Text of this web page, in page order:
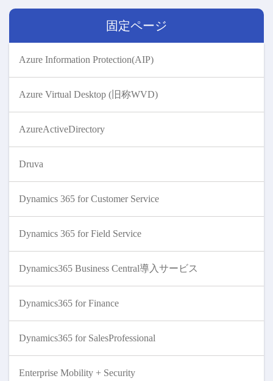
固定ページ
Azure Information Protection(AIP)
Azure Virtual Desktop (旧称WVD)
AzureActiveDirectory
Druva
Dynamics 365 for Customer Service
Dynamics 365 for Field Service
Dynamics365 Business Central導入サービス
Dynamics365 for Finance
Dynamics365 for SalesProfessional
Enterprise Mobility + Security